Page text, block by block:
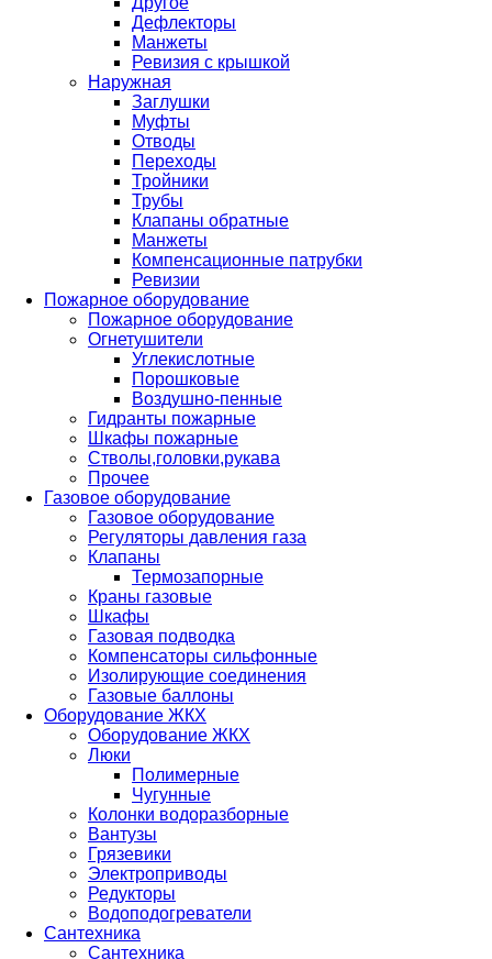
Дефлекторы
Манжеты
Ревизия с крышкой
Наружная
Заглушки
Муфты
Отводы
Переходы
Тройники
Трубы
Клапаны обратные
Манжеты
Компенсационные патрубки
Ревизии
Пожарное оборудование
Пожарное оборудование
Огнетушители
Углекислотные
Порошковые
Воздушно-пенные
Гидранты пожарные
Шкафы пожарные
Стволы,головки,рукава
Прочее
Газовое оборудование
Газовое оборудование
Регуляторы давления газа
Клапаны
Термозапорные
Краны газовые
Шкафы
Газовая подводка
Компенсаторы сильфонные
Изолирующие соединения
Газовые баллоны
Оборудование ЖКХ
Оборудование ЖКХ
Люки
Полимерные
Чугунные
Колонки водоразборные
Вантузы
Грязевики
Электроприводы
Редукторы
Водоподогреватели
Сантехника
Сантехника